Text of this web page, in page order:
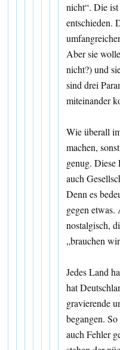
nicht“. Die
entschieden.
Aber sie
nicht?) und
sind drei
miteinander
Wie überall
machen,
genug.
auch
Denn es
gegen
nostalgisch,
„brauchen
Jedes Land
hat
gravierende
begangen.
auch Fehler